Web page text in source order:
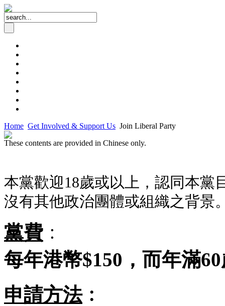
Home Get Involved & Support Us Join Liberal Party
These contents are provided in Chinese only.
本黨歡迎18歲或以上，認同本黨
沒有其他政治團體或組織之背景
黨費 ﹕
每年港幣$150，而年滿
申請方法﹕